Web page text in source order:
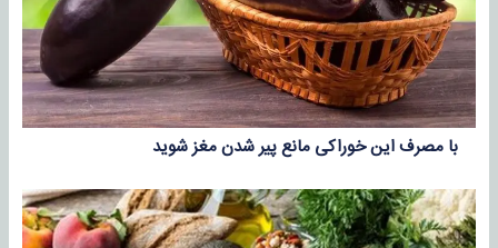
با مصرف این خوراکی مانع پیر شدن مغز شوید